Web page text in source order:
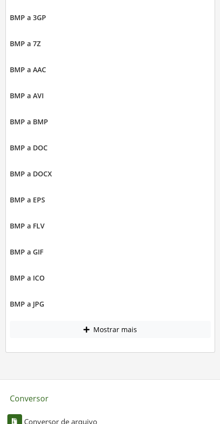
BMP a 3GP
BMP a 7Z
BMP a AAC
BMP a AVI
BMP a BMP
BMP a DOC
BMP a DOCX
BMP a EPS
BMP a FLV
BMP a GIF
BMP a ICO
BMP a JPG
Mostrar mais
Conversor
Conversor de arquivo